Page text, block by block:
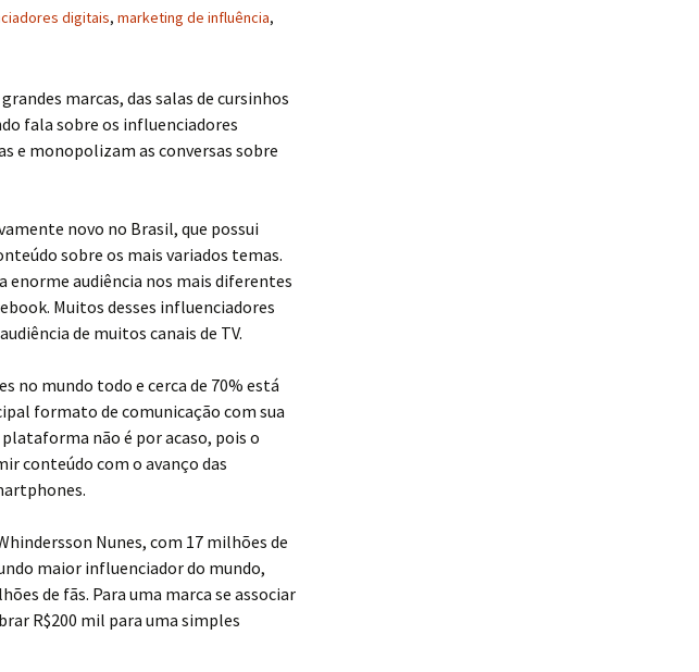
digitais, marketing de influência,
marcas, das salas de cursinhos
fala sobre os influenciadores
e monopolizam as conversas sobre
novo no Brasil, que possui
sobre os mais variados temas.
enorme audiência nos mais diferentes
Muitos desses influenciadores
de muitos canais de TV.
no mundo todo e cerca de 70% está
formato de comunicação com sua
não é por acaso, pois o
conteúdo com o avanço das
Nunes, com 17 milhões de
maior influenciador do mundo,
de fãs. Para uma marca se associar
R$200 mil para uma simples